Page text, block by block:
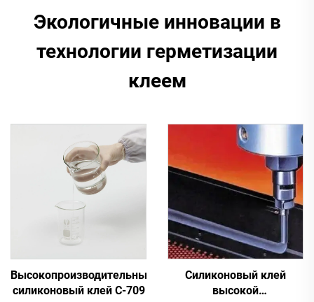
Экологичные инновации в
технологии герметизации
клеем
Высокопроизводительный
силиконовый клей C-709
Силиконовый клей
высокой